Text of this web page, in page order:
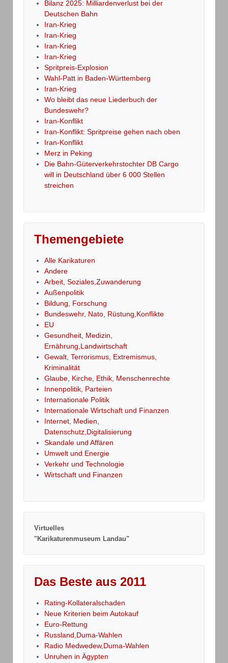
Bilanz 2025: Milliardenverlust bei der
Deutschen Bahn
Iran-Krieg
Iran-Krieg
Iran-Krieg
Iran-Krieg
Spritpreis-Explosion
Wahl-Patt in Baden-Württemberg
Iran-Krieg
Wo bleibt das neue Liederbuch der
Bundeswehr?
Iran-Konflikt
Iran-Konflikt: Spritpreise gehen nach oben
Iran-Konflikt
Merz in Peking
Die Bahn-Güterverkehrstochter DB Cargo
will in Deutschland über 6 000 Stellen
streichen
Themengebiete
Alle Karikaturen
Andere
Arbeit, Soziales,Zuwanderung
Außenpolitik
Bildung, Forschung
Bundeswehr, Nato, Rüstung,Konflikte
EU
Gesundheit, Medizin,
Ernährung,Landwirtschaft
Gewalt, Terrorismus, Extremismus,
Kriminalität
Glaube, Kirche, Ethik, Menschenrechte
Innenpolitik, Parteien
Internationale Politik
Internationale Wirtschaft und Finanzen
Internet, Medien,
Datenschutz,Digitalisierung
Skandale und Affären
Umwelt und Energie
Verkehr und Technologie
Wirtschaft und Finanzen
Virtuelles
"Karikaturenmuseum Landau"
Das Beste aus 2011
Rating-Kollateralschaden
Neue Kriterien beim Autokauf
Euro-Rettung
Russland,Duma-Wahlen
Radio Medwedew,Duma-Wahlen
Unruhen in Ägypten